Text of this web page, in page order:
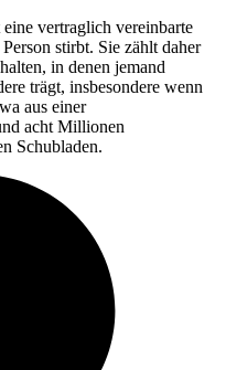
vertraglich vereinbarte
stirbt. Sie zählt daher
in denen jemand
trägt, insbesondere wenn
aus einer
acht Millionen
Schubladen.